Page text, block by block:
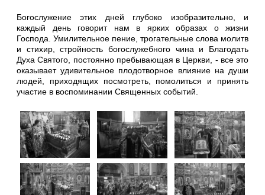
Богослужение этих дней глубоко изобразительно, и
каждый день говорит нам в ярких образах о жизни
Господа. Умилительное пение, трогательные слова молитв
и стихир, стройность богослужебного чина и Благодать
Духа Святого, постоянно пребывающая в Церкви, - все это
оказывает удивительное плодотворное влияние на души
людей, приходящих посмотреть, помолиться и принять
участие в воспоминании Священных событий.